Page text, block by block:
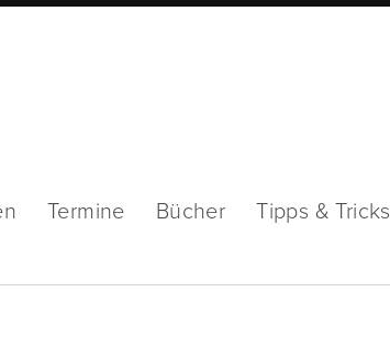
Termine Bücher Tipps & Tricks